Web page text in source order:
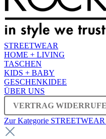
STREETWEAR
HOME + LIVING
TASCHEN
KIDS + BABY
GESCHENKIDEE
ÜBER UNS
VERTRAG
Zur Kategorie STREETWEAR